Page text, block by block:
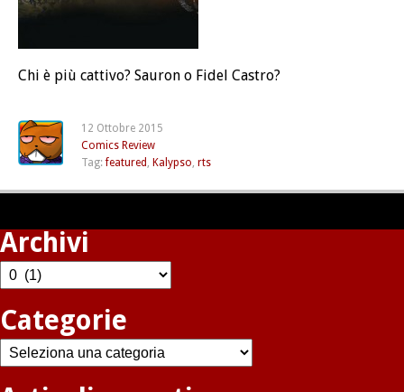
Chi è più cattivo? Sauron o Fidel Castro?
12 Ottobre 2015
Comics Review
Tag:featured , Kalypso, rts
Archivi
Archivi
Categorie
Categorie